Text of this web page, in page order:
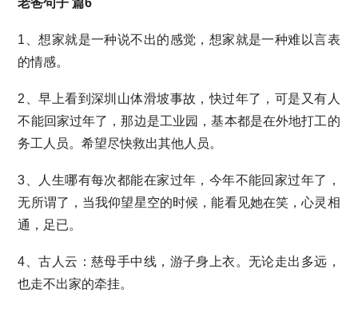
老爸句子 篇6
1、想家就是一种说不出的感觉，想家就是一种难以言表
的情感。
2、早上看到深圳山体滑坡事故，快过年了，可是又有人
不能回家过年了，那边是工业园，基本都是在外地打工的
务工人员。希望尽快救出其他人员。
3、人生哪有每次都能在家过年，今年不能回家过年了，
无所谓了，当我仰望星空的时候，能看见她在笑，心灵相
通，足已。
4、古人云：慈母手中线，游子身上衣。无论走出多远，
也走不出家的牵挂。